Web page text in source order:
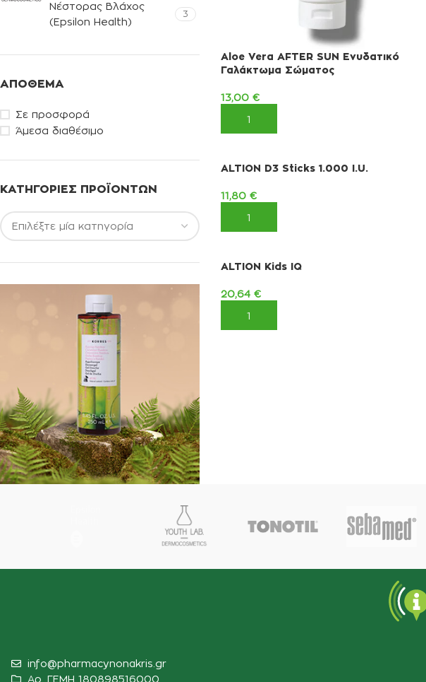
Νέστορας Βλάχος
(Epsilon Health)
3
ΑΠΌΘΕΜΑ
Σε προσφορά
Άμεσα διαθέσιμο
ΚΑΤΗΓΟΡΊΕΣ ΠΡΟΪΌΝΤΩΝ
Με αγορές 2 περιποίησης
Aloe Vera AFTER SUN Ενυδατικό
Γαλάκτωμα Σώματος
13,00 €
ΠΡΟΣΘΉΚΗ ΣΤΟ ΚΑΛΆΘΙ
ALTION D3 Sticks 1.000 I.U.
11,80 €
ΠΡΟΣΘΉΚΗ ΣΤΟ ΚΑΛΆΘΙ
ALTION Kids IQ
20,64 €
ΠΡΟΣΘΉΚΗ ΣΤΟ ΚΑΛΆΘΙ
info@pharmacynonakris.gr
Αρ. ΓΕΜΗ 180898516000‬